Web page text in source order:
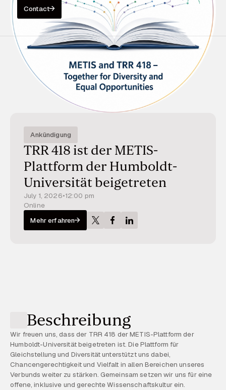
Contact
Ankündigung
TRR 418 ist der METIS-
Plattform der Humboldt-
Universität beigetreten
July 1, 2026•12:00 pm
Online
Mehr erfahren
Beschreibung
Wir freuen uns, dass der TRR 418 der METIS-Plattform der
Humboldt-Universität beigetreten ist. Die Plattform für
Gleichstellung und Diversität unterstützt uns dabei,
Chancengerechtigkeit und Vielfalt in allen Bereichen unseres
Verbunds weiter zu stärken. Gemeinsam setzen wir uns für eine
offene, inklusive und gerechte Wissenschaftskultur ein.